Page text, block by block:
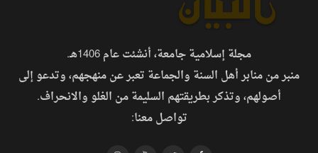
مجلة إسلامية جامعة، أنشئت عام 1406هـ.
منبر من منابر أهل السنة والجماعة تعبر عن منهجهم، وتدعو إلى
أصولهم، وتذكر بطريقتهم السليمة من الغلو والانحراف.
تواصل معنا: